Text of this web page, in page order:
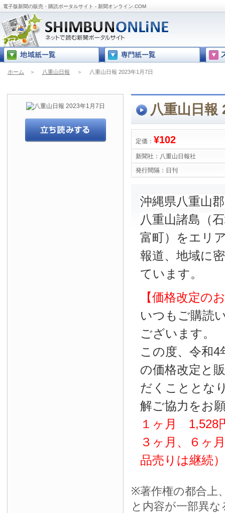
電子版新聞の販売・購読ポータルサイト - 新聞オンライン.COM
ホーム ＞ 八重山日報 ＞ 八重山日報 2023年1月7日
八重山日報
定価： ¥102
新聞社： 八重山日報社
発行間隔： 日刊
沖縄県八重山
八重山諸島（
富町）をエリ
報道、地域に
ています。
【価格改定の
いつもご購読
ございます。
この度、令和4
の価格改定と
だくこととな
解ご協力をお
１ヶ月 1,528
３ヶ月、６ヶ
品売りは継続）
※著作権の都合上
と内容が一部異な